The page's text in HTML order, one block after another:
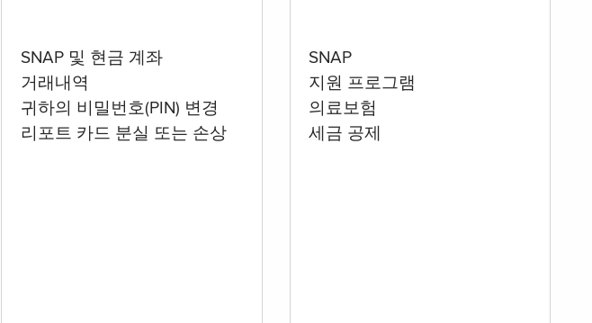
SNAP 및 현금 계좌
거래내역
귀하의 비밀번호(PIN) 변경
리포트 카드 분실 또는 손상
SNAP
지원 프로그램
의료보험
세금 공제